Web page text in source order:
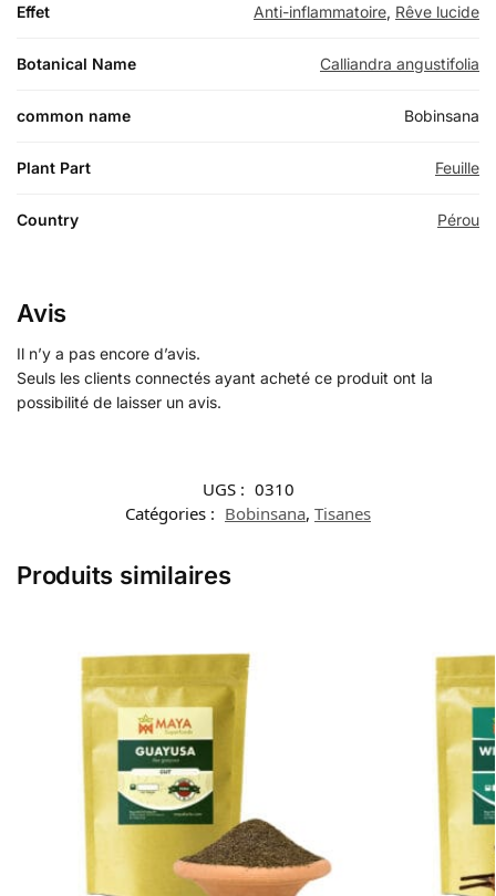
Effet Anti-inflammatoire, Rêve lucide
Botanical Name Calliandra angustifolia
common name Bobinsana
Plant Part Feuille
Country Pérou
Avis
Il n’y a pas encore d’avis.
Seuls les clients connectés ayant acheté ce produit ont la
possibilité de laisser un avis.
UGS : 0310
Catégories : Bobinsana, Tisanes
Produits similaires